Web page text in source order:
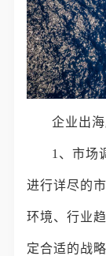
企业出
1、市场
进行详尽的
环境、行业
定合适的战略